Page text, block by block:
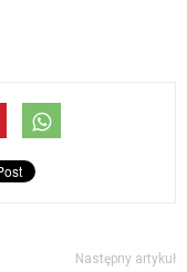
Następny artykuł